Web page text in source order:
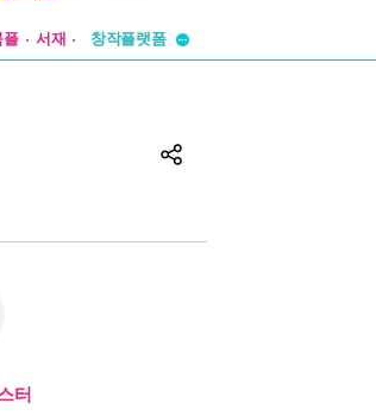
플 서재
창작플랫폼
터